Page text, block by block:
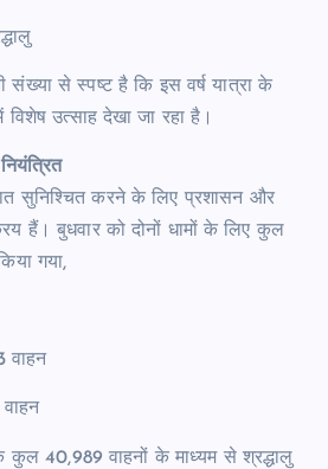
संख्या से स्पष्ट है कि इस वर्ष यात्रा के
उत्साह देखा जा रहा है।
सुनिश्चित करने के लिए प्रशासन और
हैं। बुधवार को दोनों धामों के लिए कुल
गया,
वाहन
40,989 वाहनों के माध्यम से श्रद्धालु